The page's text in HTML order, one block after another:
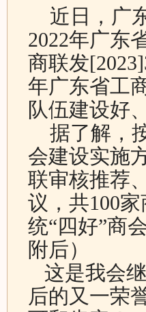
近日，广
2022年广东
商联发
年广东省工
队伍建设好
据了解，
会建设实施
联审核推荐
议，共100
统“四好”商
附后）
这是我会
后的又一荣